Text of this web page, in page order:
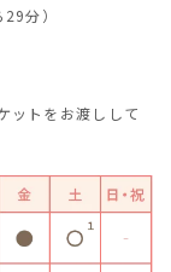
分）
ットをお渡しして